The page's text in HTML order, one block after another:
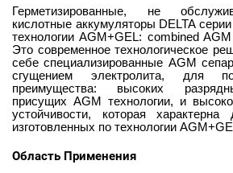
Герметизированные, не
кислотные аккумуляторы DELTA
технологии AGM+GEL: combined
Это современное технологическое
себе специализированные AGM
сгущением электролита, для
преимущества: высоких
присущих AGM технологии, и
устойчивости, которая характерна
изготовленных по технологии
Область Применения